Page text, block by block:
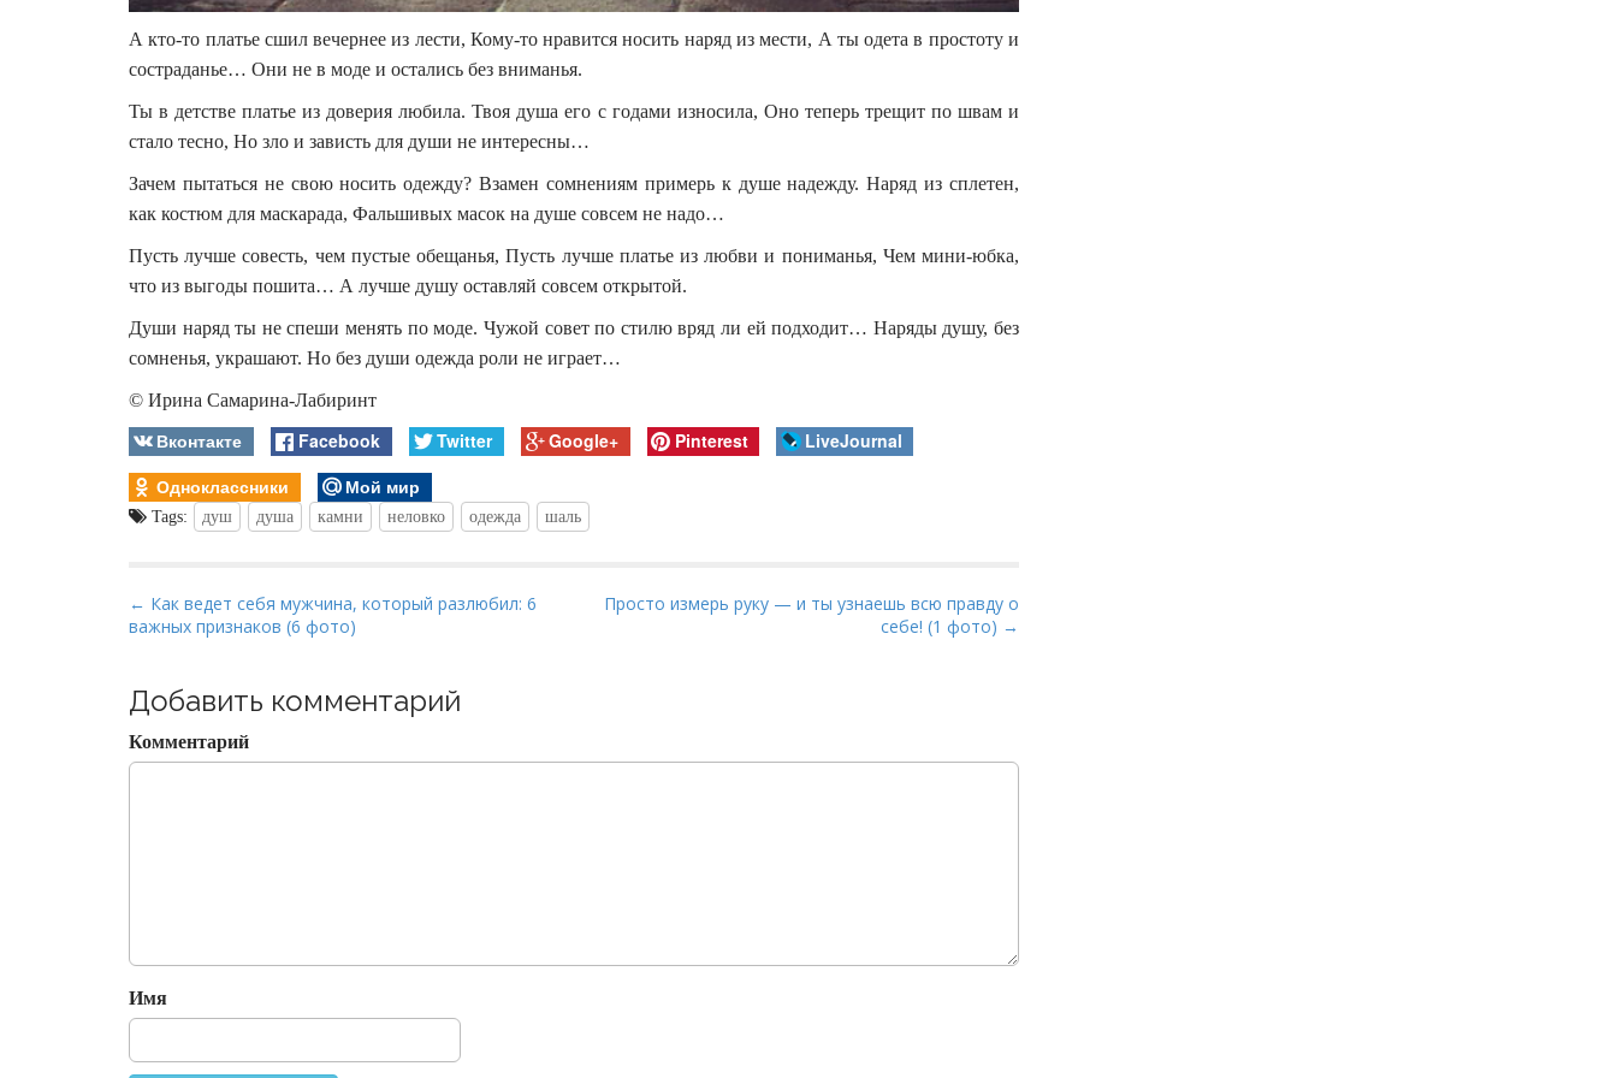
А кто-то платье сшил вечернее из лести, Кому-то нравится носить наряд из мести, А ты одета в простоту и
состраданье… Они не в моде и остались без вниманья.
Ты в детстве платье из доверия любила. Твоя душа его с годами износила, Оно теперь трещит по швам и
стало тесно, Но зло и зависть для души не интересны…
Зачем пытаться не свою носить одежду? Взамен сомнениям примерь к душе надежду. Наряд из сплетен,
как костюм для маскарада, Фальшивых масок на душе совсем не надо…
Пусть лучше совесть, чем пустые обещанья, Пусть лучше платье из любви и пониманья, Чем мини-юбка,
что из выгоды пошита… А лучше душу оставляй совсем открытой.
Души наряд ты не спеши менять по моде. Чужой совет по стилю вряд ли ей подходит… Наряды душу, без
сомненья, украшают. Но без души одежда роли не играет…
© Ирина Самарина-Лабиринт
Вконтакте Facebook Twitter Google+ Pinterest
LiveJournal
Одноклассники
Мой мир
Tags: душ душа камни неловко одежда шаль
P
o
t
n
a
n
← Как ведет себя мужчина, который разлюбил: 6
важных признаков (6 фото)
Просто измерь руку — и ты узнаешь всю правду о
себе! (1 фото) →
Добавить комментарий
Комментарий
Имя